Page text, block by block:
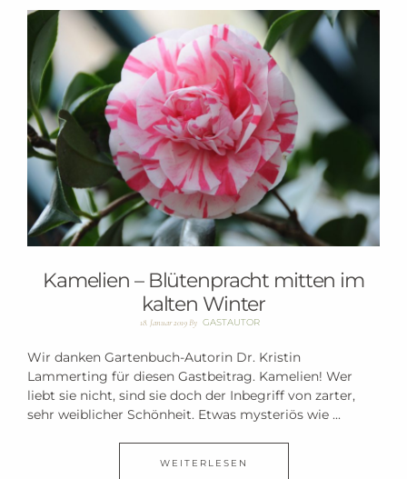
Kamelien – Blütenpracht mitten im
kalten Winter
18. Januar 2019By GASTAUTOR
Wir danken Gartenbuch-Autorin Dr. Kristin
Lammerting für diesen Gastbeitrag. Kamelien! Wer
liebt sie nicht, sind sie doch der Inbegriff von zarter,
sehr weiblicher Schönheit. Etwas mysteriös wie ...
WEITERLESEN